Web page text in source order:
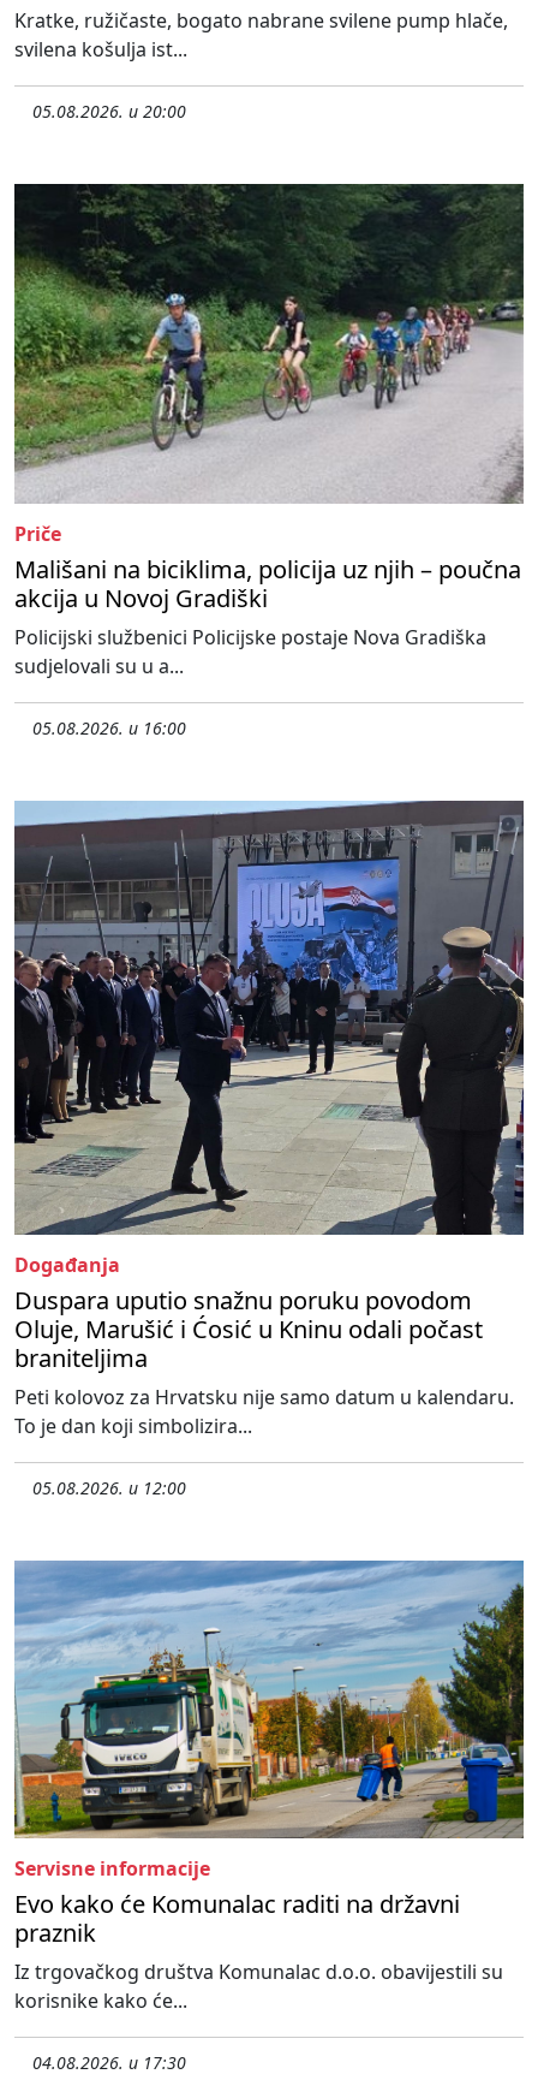
Kratke, ružičaste, bogato nabrane svilene pump hlače,
svilena košulja ist...
05.08.2026. u 20:00
Priče
Mališani na biciklima, policija uz njih – poučna
akcija u Novoj Gradiški
Policijski službenici Policijske postaje Nova Gradiška
sudjelovali su u a...
05.08.2026. u 16:00
Događanja
Duspara uputio snažnu poruku povodom
Oluje, Marušić i Ćosić u Kninu odali počast
braniteljima
Peti kolovoz za Hrvatsku nije samo datum u kalendaru.
To je dan koji simbolizira...
05.08.2026. u 12:00
Servisne informacije
Evo kako će Komunalac raditi na državni
praznik
Iz trgovačkog društva Komunalac d.o.o. obavijestili su
korisnike kako će...
04.08.2026. u 17:30